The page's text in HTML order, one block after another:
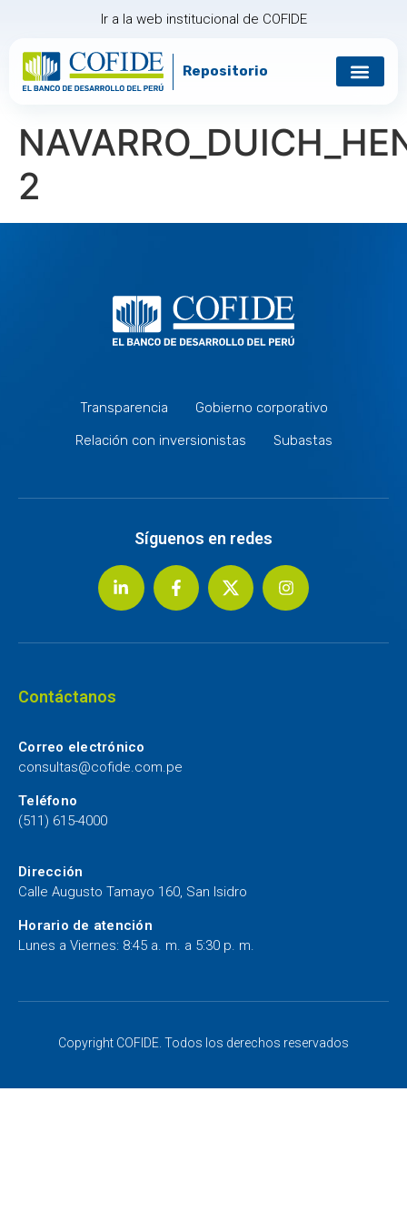
Ir a la web institucional de COFIDE
Repositorio
2
Transparencia
Gobierno corporativo
Relación con inversionistas
Subastas
Síguenos en redes
Contáctanos
Correo electrónico
consultas@cofide.com.pe
Teléfono
(511) 615-4000
Dirección
Calle Augusto Tamayo 160, San Isidro
Horario de atención
Lunes a Viernes: 8:45 a. m. a 5:30 p. m.
Copyright COFIDE. Todos los derechos reservados